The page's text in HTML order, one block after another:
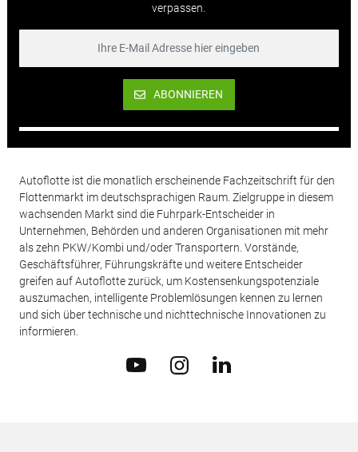
verpassen.
ABONNIEREN
Autoflotte ist die monatlich erscheinende Fachzeitschrift für den
Flottenmarkt im deutschsprachigen Raum. Zielgruppe in diesem
wachsenden Markt sind die Fuhrpark-Entscheider in
Unternehmen, Behörden und anderen Organisationen mit mehr
als zehn PKW/Kombi und/oder Transportern. Vorstände,
Geschäftsführer, Führungskräfte und weitere Entscheider
greifen auf Autoflotte zurück, um Kostensenkungspotenziale
auszumachen, intelligente Problemlösungen kennen zu lernen
und sich über technische und nichttechnische Innovationen zu
informieren.